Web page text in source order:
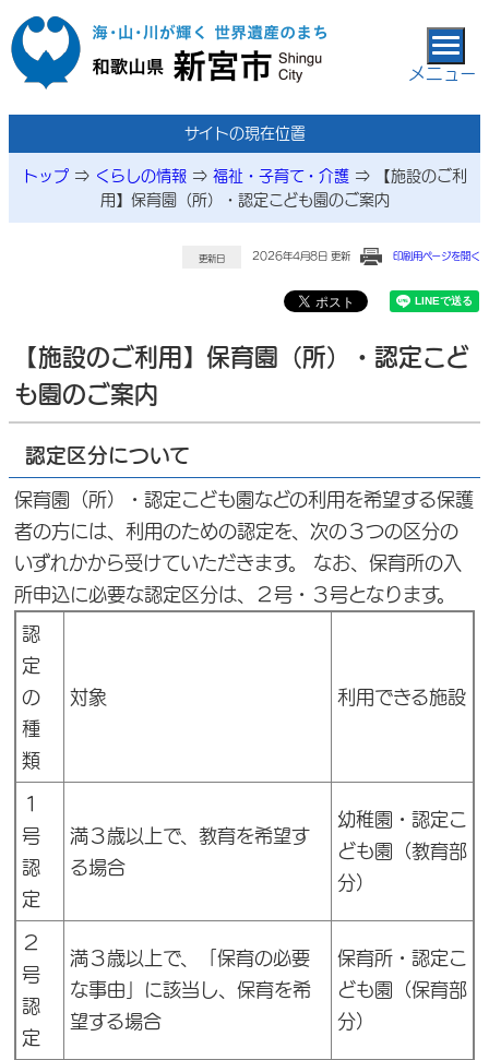
本文へ移動
メニュー
サイトの現在位置
トップ⇒ くらしの情報⇒ 福祉・子育て・介護 ⇒
【施設のご利
用】保育園（所）・認定こども園のご案内
更新日 2026年4月8日 更新 印刷用ページを開く
【施設のご利用】保育園（所）・認定こど
も園のご案内
認定区分について
保育園（所）・認定こども園などの利用を希望する保護
者の方には、利用のための認定を、次の３つの区分の
いずれかから受けていただきます。 なお、保育所の入
所申込に必要な認定区分は、２号・３号となります。
認
定
の
種
類
対象 利用できる施設
１
号
認
定
満３歳以上で、教育を希望す
る場合
幼稚園・認定こ
ども園（教育部
分）
２
号
認
定
満３歳以上で、「保育の必要
な事由」に該当し、保育を希
望する場合
保育所・認定こ
ども園（保育部
分）